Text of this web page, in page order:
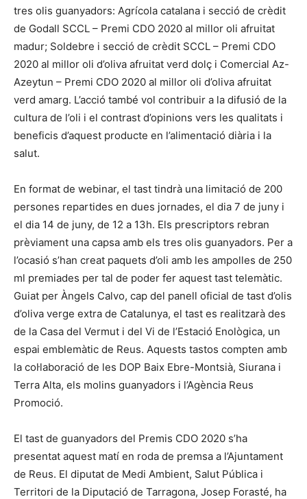
tres olis guanyadors: Agrícola catalana i secció de crèdit
de Godall SCCL – Premi CDO 2020 al millor oli afruitat
madur; Soldebre i secció de crèdit SCCL – Premi CDO
2020 al millor oli d’oliva afruitat verd dolç i Comercial Az-
Azeytun – Premi CDO 2020 al millor oli d’oliva afruitat
verd amarg. L’acció també vol contribuir a la difusió de la
cultura de l’oli i el contrast d’opinions vers les qualitats i
beneficis d’aquest producte en l’alimentació diària i la
salut.
En format de webinar, el tast tindrà una limitació de 200
persones repartides en dues jornades, el dia 7 de juny i
el dia 14 de juny, de 12 a 13h. Els prescriptors rebran
prèviament una capsa amb els tres olis guanyadors. Per a
l’ocasió s’han creat paquets d’oli amb les ampolles de 250
ml premiades per tal de poder fer aquest tast telemàtic.
Guiat per Àngels Calvo, cap del panell oficial de tast d’olis
d’oliva verge extra de Catalunya, el tast es realitzarà des
de la Casa del Vermut i del Vi de l’Estació Enològica, un
espai emblemàtic de Reus. Aquests tastos compten amb
la col·laboració de les DOP Baix Ebre-Montsià, Siurana i
Terra Alta, els molins guanyadors i l’Agència Reus
Promoció.
El tast de guanyadors del Premis CDO 2020 s’ha
presentat aquest matí en roda de premsa a l’Ajuntament
de Reus. El diputat de Medi Ambient, Salut Pública i
Territori de la Diputació de Tarragona, Josep Forasté, ha